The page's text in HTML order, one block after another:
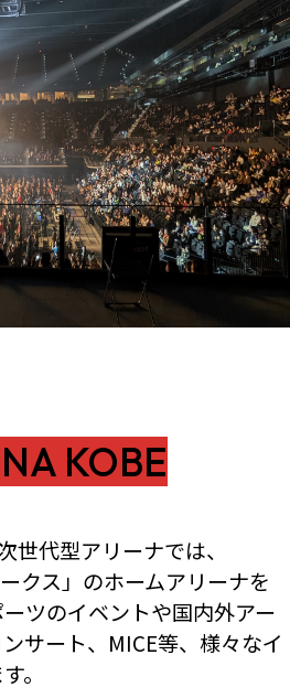
KOBE
世代型アリーナでは、
クス」のホームアリーナを
ツのイベントや国内外アー
サート、MICE等、様々なイ
。